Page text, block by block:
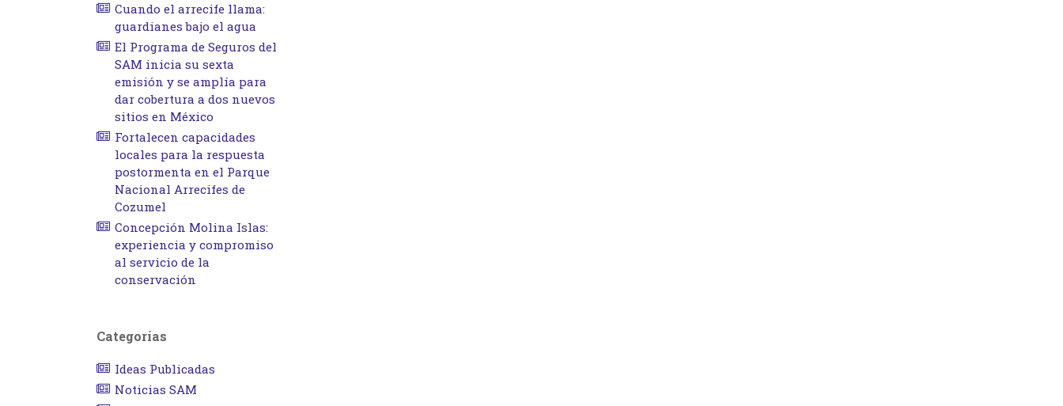
Cuando el arrecife llama:
guardianes bajo el agua
El Programa de Seguros del
SAM inicia su sexta
emisión y se amplía para
dar cobertura a dos nuevos
sitios en México
Fortalecen capacidades
locales para la respuesta
postormenta en el Parque
Nacional Arrecifes de
Cozumel
Concepción Molina Islas:
experiencia y compromiso
al servicio de la
conservación
Categorías
Ideas Publicadas
Noticias SAM